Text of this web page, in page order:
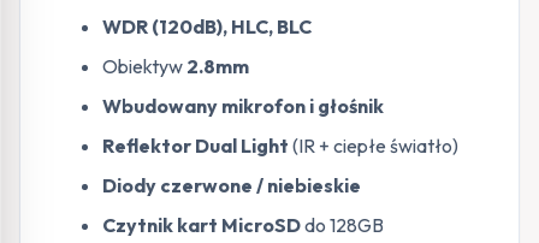
WDR (120dB), HLC, BLC
Obiektyw 2.8mm
Wbudowany mikrofon i głośnik
Reflektor Dual Light (IR + ciepłe światło)
Diody czerwone / niebieskie
Czytnik kart MicroSDdo 128GB